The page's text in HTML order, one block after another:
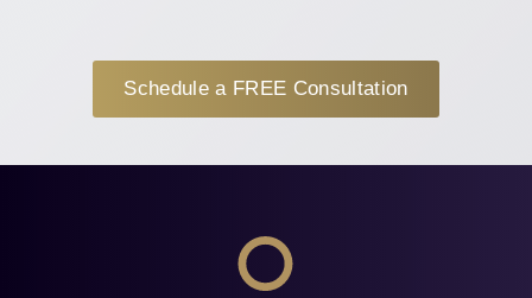
Schedule a FREE Consultation